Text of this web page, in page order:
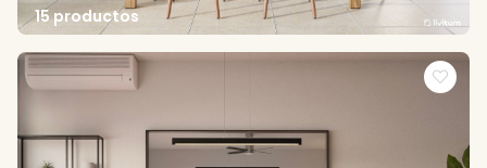
15 productos